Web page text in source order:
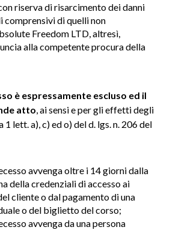
riserva di risarcimento dei danni
comprensivi di quelli non
Freedom LTD, altresì,
alla competente procura della
è espressamente escluso ed il
atto, ai sensi e per gli effetti degli
lett. a), c) ed o) del d. lgs. n. 206 del
avvenga oltre i 14 giorni dalla
della credenziali di accesso ai
cliente o dal pagamento di una
o del biglietto del corso;
avvenga da una persona